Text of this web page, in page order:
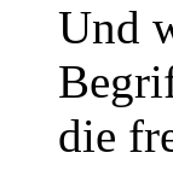
Und
die